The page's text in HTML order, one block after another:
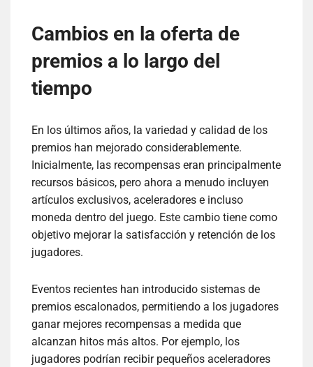
Cambios en la oferta de
premios a lo largo del
tiempo
En los últimos años, la variedad y calidad de los
premios han mejorado considerablemente.
Inicialmente, las recompensas eran principalmente
recursos básicos, pero ahora a menudo incluyen
artículos exclusivos, aceleradores e incluso
moneda dentro del juego. Este cambio tiene como
objetivo mejorar la satisfacción y retención de los
jugadores.
Eventos recientes han introducido sistemas de
premios escalonados, permitiendo a los jugadores
ganar mejores recompensas a medida que
alcanzan hitos más altos. Por ejemplo, los
jugadores podrían recibir pequeños aceleradores